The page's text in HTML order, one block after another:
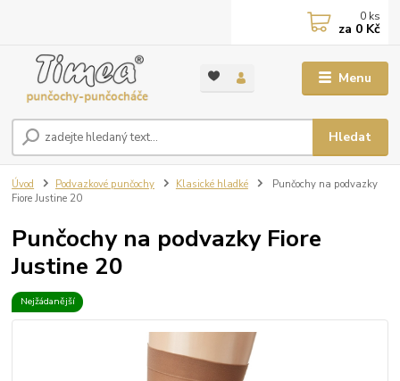
Menu
Hledat
0 ks
za 0 Kč
Úvod Podvazkové punčochy Klasické hladké
Punčochy na podvazky
Fiore Justine 20
Punčochy na podvazky Fiore
Justine 20
Nejžádanější